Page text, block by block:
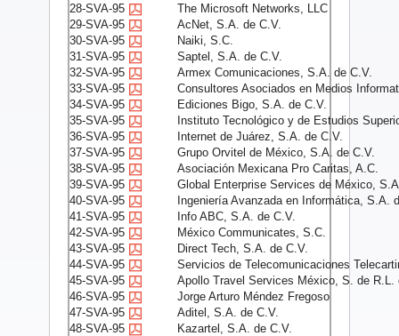
28-SVA-95
The Microsoft Networks, LLC
29-SVA-95
AcNet, S.A. de C.V.
30-SVA-95
Naiki, S.C.
31-SVA-95
Saptel, S.A. de C.V.
32-SVA-95
Armex Comunicaciones, S.A. de C.V.
33-SVA-95
Consultores Asociados en Medios
34-SVA-95
Ediciones Bigo, S.A. de C.V.
35-SVA-95
Instituto Tecnológico y de Estudios
36-SVA-95
Internet de Juárez, S.A. de C.V.
37-SVA-95
Grupo Orvitel de México, S.A. de C.V.
38-SVA-95
Asociación Mexicana Pro Caritas, A.C.
39-SVA-95
Global Enterprise Services de México,
40-SVA-95
Ingeniería Avanzada en Informática, S.A.
41-SVA-95
Info ABC, S.A. de C.V.
42-SVA-95
México Communicates, S.C.
43-SVA-95
Direct Tech, S.A. de C.V.
44-SVA-95
Servicios de Telecomunicaciones
45-SVA-95
Apollo Travel Services México, S. de R.L.
46-SVA-95
Jorge Arturo Méndez Fregoso
47-SVA-95
Aditel, S.A. de C.V.
48-SVA-95
Kazartel, S.A. de C.V.